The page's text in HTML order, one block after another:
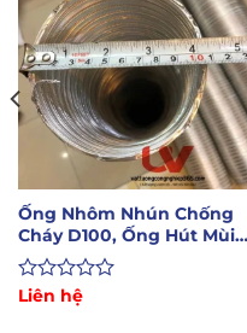
Ống Nhôm Nhún Chống
Cháy D100, Ống Hút Mùi
Khói Bếp Nướng
Được
Liên hệ